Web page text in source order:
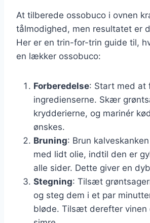
At tilberede ossobuco i ovnen
tålmodighed, men resultatet er
Her er en trin-for-trin guide til,
en lækker ossobuco:
Forberedelse: Start med at
ingredienserne. Skær
krydderierne, og marinér
ønskes.
Bruning: Brun
med lidt olie, indtil den er
alle sider. Dette giver en
Stegning: Tilsæt
og steg dem i et par
bløde. Tilsæt derefter vinen